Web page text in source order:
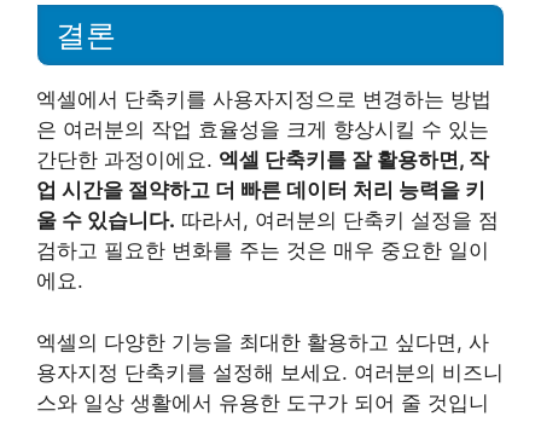
결론
엑셀에서 단축키를 사용자지정으로 변경하는 방법
은 여러분의 작업 효율성을 크게 향상시킬 수 있는
간단한 과정이에요. 엑셀 단축키를 잘 활용하면, 작
업 시간을 절약하고 더 빠른 데이터 처리 능력을 키
울 수 있습니다. 따라서, 여러분의 단축키 설정을 점
검하고 필요한 변화를 주는 것은 매우 중요한 일이
에요.
엑셀의 다양한 기능을 최대한 활용하고 싶다면, 사
용자지정 단축키를 설정해 보세요. 여러분의 비즈니
스와 일상 생활에서 유용한 도구가 되어 줄 것입니